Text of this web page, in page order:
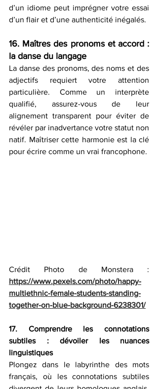
d’un idiome peut imprégner votre essai
d’un flair et d’une authenticité inégalés.
16. Maîtres des pronoms et accord :
la danse du langage
La danse des pronoms, des noms et des
adjectifs requiert votre attention
particulière. Comme un interprète
qualifié, assurez-vous de leur
alignement transparent pour éviter de
révéler par inadvertance votre statut non
natif. Maîtriser cette harmonie est la clé
pour écrire comme un vrai francophone.
https://www.pexels.com/photo/happy-
multiethnic-female-students-standing-
together-on-blue-background-6238301/
17. Comprendre les connotations
subtiles : dévoiler les nuances
linguistiques
Plongez dans le labyrinthe des mots
français, où les connotations subtiles